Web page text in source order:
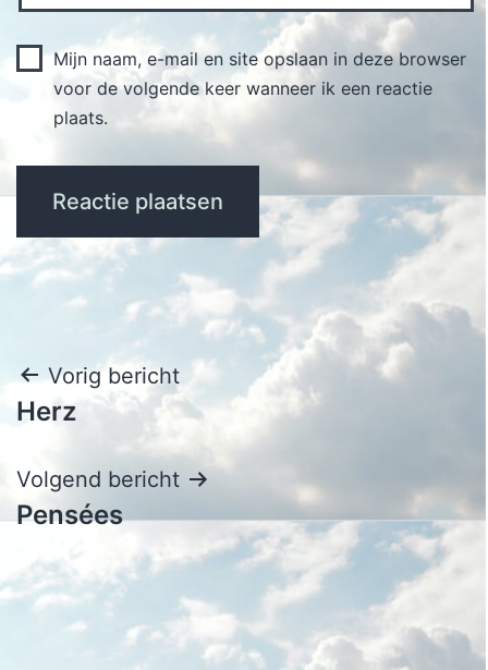
Mijn naam, e-mail en site opslaan in deze browser
voor de volgende keer wanneer ik een reactie
plaats.
Bericht
navigatie
Vorig bericht
Herz
Volgend bericht
Pensées